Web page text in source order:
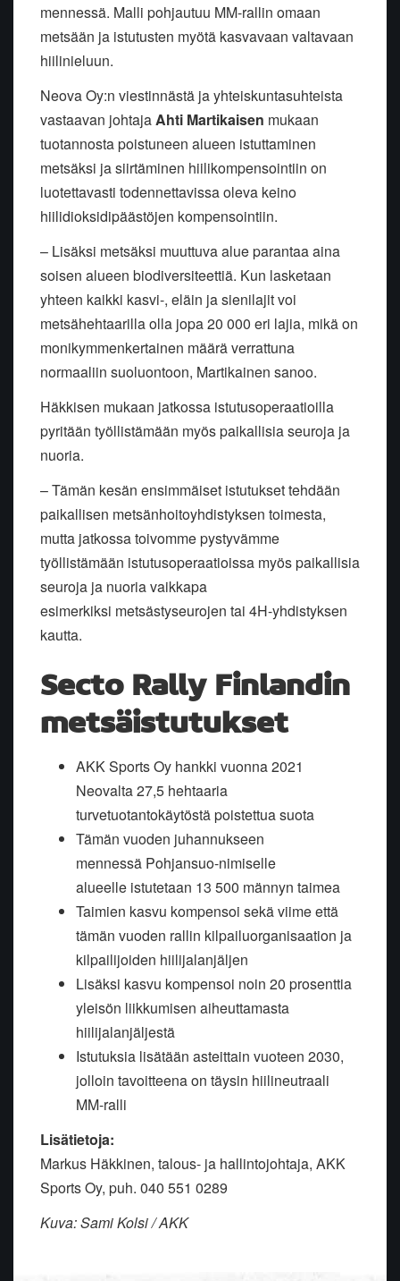
mennessä. Malli pohjautuu MM-rallin omaan
metsään ja istutusten myötä kasvavaan valtavaan
hiilinieluun.
Neova Oy:n viestinnästä ja yhteiskuntasuhteista
vastaavan johtajaAhti Martikaisen mukaan
tuotannosta poistuneen alueen istuttaminen
metsäksi ja siirtäminen hiilikompensointiin on
luotettavasti todennettavissa oleva keino
hiilidioksidipäästöjen kompensointiin.
– Lisäksi metsäksi muuttuva alue parantaa aina
soisen alueen biodiversiteettiä. Kun lasketaan
yhteen kaikki kasvi-, eläin ja sienilajit voi
metsähehtaarilla olla jopa 20 000 eri lajia, mikä on
monikymmenkertainen määrä verrattuna
normaaliin suoluontoon, Martikainen sanoo.
Häkkisen mukaan jatkossa istutusoperaatioilla
pyritään työllistämään myös paikallisia seuroja ja
nuoria.
– Tämän kesän ensimmäiset istutukset tehdään
paikallisen metsänhoitoyhdistyksen toimesta,
mutta jatkossa toivomme pystyvämme
työllistämään istutusoperaatioissa myös paikallisia
seuroja ja nuoria vaikkapa
esimerkiksi metsästyseurojen tai 4H-yhdistyksen
kautta.
Secto Rally Finlandin
metsäistutukset
AKK Sports Oy hankki vuonna 2021
Neovalta 27,5 hehtaaria
turvetuotantokäytöstä poistettua suota
Tämän vuoden juhannukseen
mennessä Pohjansuo-nimiselle
alueelle istutetaan 13 500 männyn taimea
Taimien kasvu kompensoi sekä viime että
tämän vuoden rallin kilpailuorganisaation ja
kilpailijoiden hiilijalanjäljen
Lisäksi kasvu kompensoi noin 20 prosenttia
yleisön liikkumisen aiheuttamasta
hiilijalanjäljestä
Istutuksia lisätään asteittain vuoteen 2030,
jolloin tavoitteena on täysin hiilineutraali
MM-ralli
Lisätietoja:
Markus Häkkinen, talous- ja hallintojohtaja, AKK
Sports Oy, puh. 040 551 0289
Kuva: Sami Kolsi / AKK